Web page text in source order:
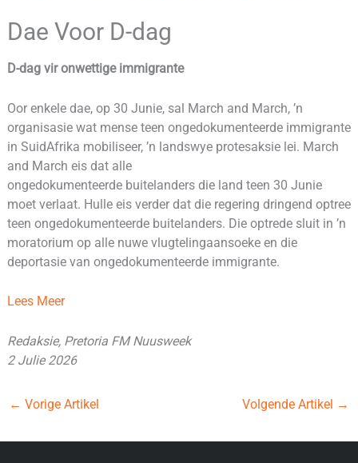
Dae Voor D-dag
D-dag vir onwettige immigrante
Oor enkele dae, op 30 Junie, sal March and March, ’n
organisasie wat mense teen ongedokumenteerde immigrante
in SuidAfrika mobiliseer, ’n landswye protesaksie lei. March
and March eis dat alle
ongedokumenteerde buitelanders die land teen 30 Junie
moet verlaat. Hulle eis verder dat die regering dringend optree
teen ongedokumenteerde buitelanders. Die optrede sluit in ’n
moratorium op alle nuwe vlugtelingaansoeke en die
deportasie van ongedokumenteerde immigrante.
Lees Meer
Redaksie, Pretoria FM Nuusweek
2 Julie 2026
← Vorige Artikel Volgende Artikel →